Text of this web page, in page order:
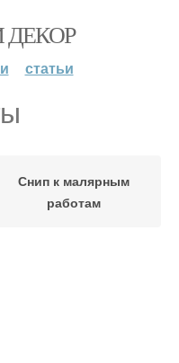
ДЕКОР
статьи
Снип к малярным
работам